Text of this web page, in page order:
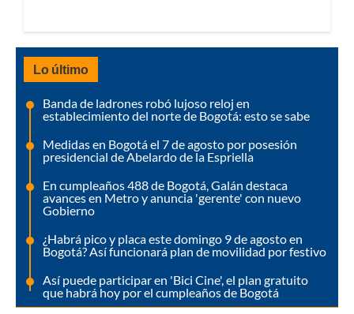
Lo último
Banda de ladrones robó lujoso reloj en
establecimiento del norte de Bogotá: esto se sabe
Medidas en Bogotá el 7 de agosto por posesión
presidencial de Abelardo de la Espriella
En cumpleaños 488 de Bogotá, Galán destaca
avances en Metro y anuncia 'gerente' con nuevo
Gobierno
¿Habrá pico y placa este domingo 9 de agosto en
Bogotá? Así funcionará plan de movilidad por festivo
Así puede participar en 'Bici Cine', el plan gratuito
que habrá hoy por el cumpleaños de Bogotá